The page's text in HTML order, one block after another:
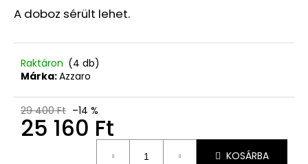
A doboz sérült lehet.
Raktáron (4 db)
Márka:Azzaro
29 400 Ft –14 %
25 160 Ft
KOSÁRBA